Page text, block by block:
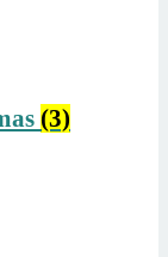
(3)